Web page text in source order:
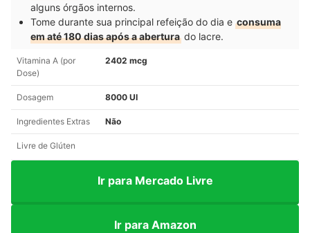
alguns órgãos internos.
Tome durante sua principal refeição do dia e consuma
em até 180 dias após a abertura do lacre.
Vitamina A (por
Dose)
2402 mcg
Dosagem 8000 UI
Ingredientes Extras Não
Livre de Glúten
Ir para Mercado Livre
Ir para Amazon